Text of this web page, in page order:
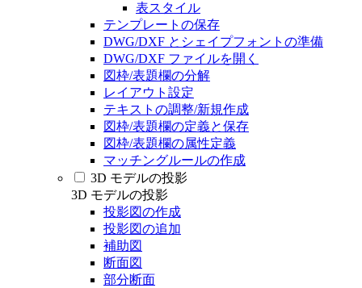
表スタイル
テンプレートの保存
DWG/DXF とシェイプフォントの準備
DWG/DXF ファイルを開く
図枠/表題欄の分解
レイアウト設定
テキストの調整/新規作成
図枠/表題欄の定義と保存
図枠/表題欄の属性定義
マッチングルールの作成
3D モデルの投影
3D モデルの投影
投影図の作成
投影図の追加
補助図
断面図
部分断面